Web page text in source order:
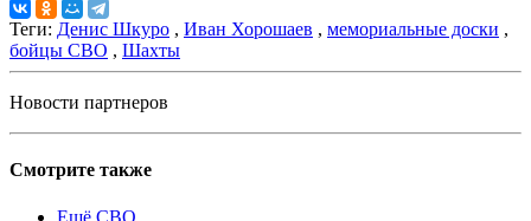
Теги: Денис Шкуро , Иван Хорошаев , мемориальные доски ,
бойцы СВО , Шахты
Новости партнеров
Смотрите также
Ещё СВО